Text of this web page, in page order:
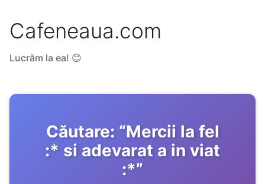
Cafeneaua.com
Lucrăm la ea! 😊
Căutare: “Mercii la fel
:* si adevarat a in viat
:*”